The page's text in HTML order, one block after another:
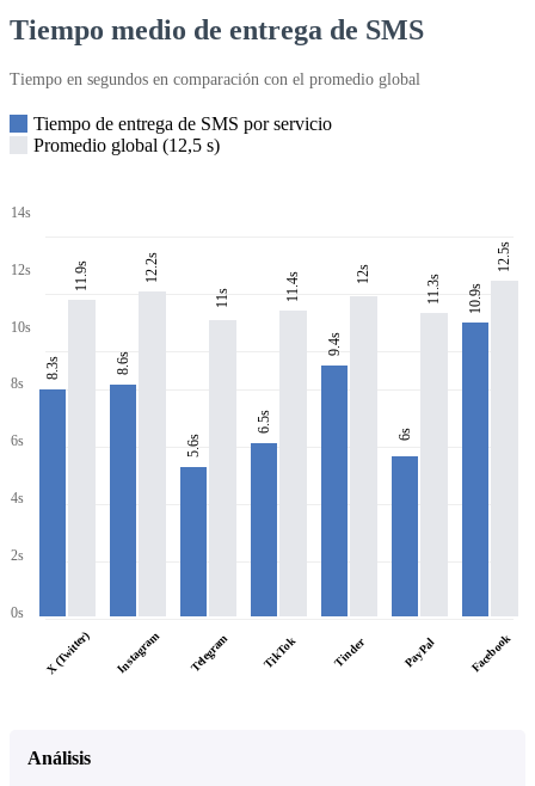
Tiempo medio de entrega de SMS
Tiempo en segundos en comparación con el promedio global
Tiempo de entrega de SMS por servicio
Promedio global (12,5 s)
14s
12s
10s
8s
6s
4s
2s
0s
8.3s
11.9s
X (Twitter)
8.6s
12.2s
Instagram
5.6s
11s
Telegram
6.5s
11.4s
TikTok
9.4s
12s
Tinder
6s
11.3s
PayPal
10.9s
12.5s
Facebook
Análisis